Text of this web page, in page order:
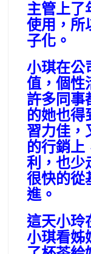
主管上了
使用，所
子化。
小琪在公
值，個性
許多同事
的她也得
習力佳，
的行銷上
利，也少
很快的從
進。
這天小玲
小琪看姊